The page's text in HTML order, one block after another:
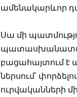
ամենակարևոր
Սա մի
բացահայտում է
ներսում՝
ուրվականների